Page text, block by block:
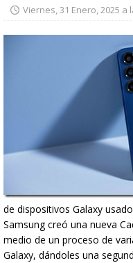
Viernes, 31 Enero, 2025 a
de dispositivos Galaxy
Samsung creó una nueva
medio de un proceso de
Galaxy, dándoles una